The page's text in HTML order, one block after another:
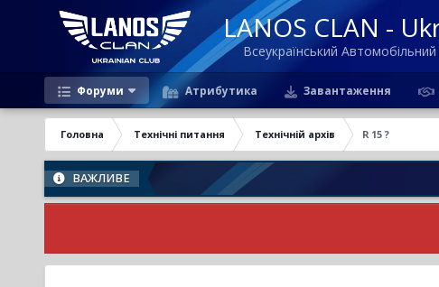
LANOS CLAN -
Всеукраїнський
Форуми Атрибутика Завантаження
Головна Технічні питання Технічній архів R 15 ?
ВАЖЛИВЕ